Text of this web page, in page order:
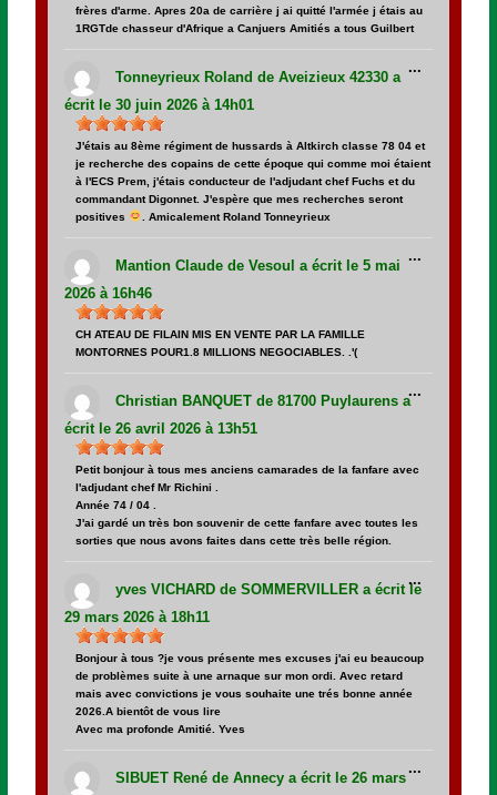
frères d'arme. Apres 20a de carrière j ai quitté l'armée j étais au
1RGTde chasseur d'Afrique a Canjuers Amitiés a tous Guilbert
Tonneyrieux Rolandde Aveizieux 42330 a
écrit le 30 juin 2026 à 14h01
J'étais au 8ème régiment de hussards à Altkirch classe 78 04 et
je recherche des copains de cette époque qui comme moi étaient
à l'ECS Prem, j'étais conducteur de l'adjudant chef Fuchs et du
commandant Digonnet. J'espère que mes recherches seront
positives
. Amicalement Roland Tonneyrieux
...cette
Mantion Claudede Vesoul a écrit le 5 mai
2026 à 16h46
CH ATEAU DE FILAIN MIS EN VENTE PAR LA FAMILLE
MONTORNES POUR1.8 MILLIONS NEGOCIABLES. .'(
...cette
Christian BANQUETde 81700 Puylaurens a
écrit le 26 avril 2026 à 13h51
Petit bonjour à tous mes anciens camarades de la fanfare avec
l'adjudant chef Mr Richini .
Année 74 / 04 .
J'ai gardé un très bon souvenir de cette fanfare avec toutes les
sorties que nous avons faites dans cette très belle région.
...cette
yves VICHARDde SOMMERVILLER a écrit le
29 mars 2026 à 18h11
Bonjour à tous ?je vous présente mes excuses j'ai eu beaucoup
de problèmes suite à une arnaque sur mon ordi. Avec retard
mais avec convictions je vous souhaite une trés bonne année
2026.A bientôt de vous lire
Avec ma profonde Amitié. Yves
...cette
boîte
SIBUET Renéde Annecy a écrit le 26 mars
...cette